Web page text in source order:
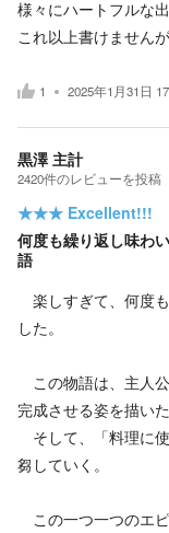
様々にハートフルな出
これ以上書けません
1 2025年1月31日
黒澤 主計
2420件のレビューを投稿
★★★ Excellent!!!
何度も繰り返し味わ
語
楽しすぎて、何度
した。
この物語は、主人
完成させる姿を描いた
そして、「料理に
芻していく。
この一つ一つのエ